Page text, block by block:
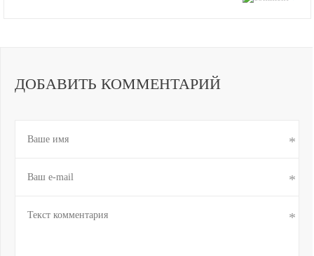
ДОБАВИТЬ КОММЕНТАРИЙ